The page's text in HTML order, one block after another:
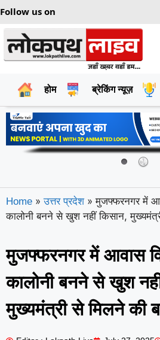
Follow us on
होम ब्रेकिंग न्यूज़
Home » उत्तर प्रदेश » मुजफ्फरनगर में
कालोनी बनने से खुश नहीं किसान,
मुजफ्फरनगर में आवास
कालोनी बनने से खुश
मुख्यमंत्री से मिलने की